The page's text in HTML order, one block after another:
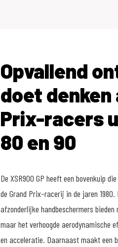
Opvallend
doet denken
Prix-racers
80 en 90
De XSR900 GP heeft een bovenkuip
de Grand Prix-racerij in de jaren
afzonderlijke handbeschermers
maar het verhoogde aerodynamische
en acceleratie. Daarnaast maakt een